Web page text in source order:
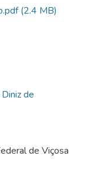
(2.4 MB)
de
de Viçosa